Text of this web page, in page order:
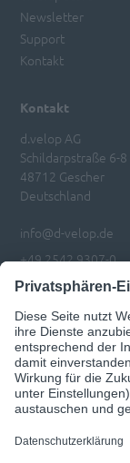
Kontakt
d.velop AG
Schildarpstraße 6-8
48712 Gescher
Deutschland
info@d-velop.de
+49 2542 9307-0
Newsletter
Support
Kontakt
Impressum